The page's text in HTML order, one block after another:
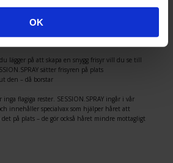
OK
lägger på att skapa en snygg frisyr vill du se till
sätter frisyren på plats
den – då borstar
flagiga rester. SESSION.SPRAY ingår i vår
innehåller specialvax som hjälper håret att
på plats – de gör också håret mindre mottagligt